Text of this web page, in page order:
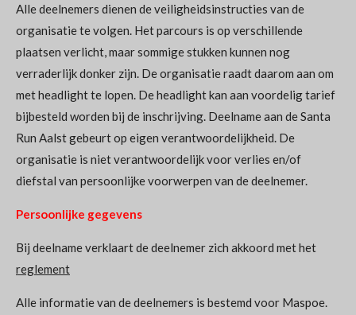
Alle deelnemers dienen de veiligheidsinstructies van de
organisatie te volgen. Het parcours is op verschillende
plaatsen verlicht, maar sommige stukken kunnen nog
verraderlijk donker zijn. De organisatie raadt daarom aan om
met headlight te lopen. De headlight kan aan voordelig tarief
bijbesteld worden bij de inschrijving. Deelname aan de Santa
Run Aalst gebeurt op eigen verantwoordelijkheid. De
organisatie is niet verantwoordelijk voor verlies en/of
diefstal van persoonlijke voorwerpen van de deelnemer.
Persoonlijke gegevens
Bij deelname verklaart de deelnemer zich akkoord met het
reglement
Alle informatie van de deelnemers is bestemd voor Maspoe.